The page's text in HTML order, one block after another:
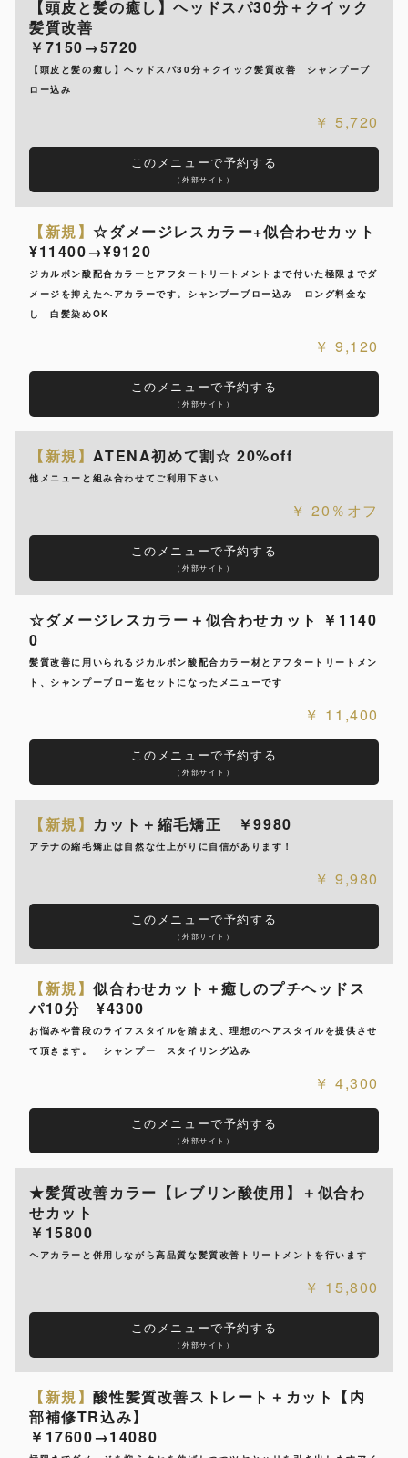
【頭皮と髪の癒し】ヘッドスパ30分＋クイック
髪質改善
￥7150→5720
【頭皮と髪の癒し】ヘッドスパ30分＋クイック髪質改善 シャンプーブ
ロー込み
5,720
このメニューで予約する
（外部サイト）
【新規】☆ダメージレスカラー+似合わせカット
¥11400→¥9120
ジカルボン酸配合カラーとアフタートリートメントまで付いた極限までダ
メージを抑えたヘアカラーです。シャンプーブロー込み ロング料金な
し 白髪染めOK
9,120
このメニューで予約する
（外部サイト）
【新規】ATENA初めて割☆ 20%off
他メニューと組み合わせてご利用下さい
20％オフ
このメニューで予約する
（外部サイト）
☆ダメージレスカラー＋似合わせカット ￥1140
0
髪質改善に用いられるジカルボン酸配合カラー材とアフタートリートメン
ト、シャンプーブロー迄セットになったメニューです
11,400
このメニューで予約する
（外部サイト）
【新規】 カット＋縮毛矯正 ￥9980
アテナの縮毛矯正は自然な仕上がりに自信があります！
9,980
このメニューで予約する
（外部サイト）
【新規】似合わせカット＋癒しのプチヘッドス
パ10分 ¥4300
お悩みや普段のライフスタイルを踏まえ、理想のヘアスタイルを提供させ
て頂きます。 シャンプー スタイリング込み
4,300
このメニューで予約する
（外部サイト）
★髪質改善カラー【レブリン酸使用】＋似合わ
せカット
￥15800
ヘアカラーと併用しながら高品質な髪質改善トリートメントを行います
15,800
このメニューで予約する
（外部サイト）
【新規】酸性髪質改善ストレート＋カット【内
部補修TR込み】
￥17600→14080